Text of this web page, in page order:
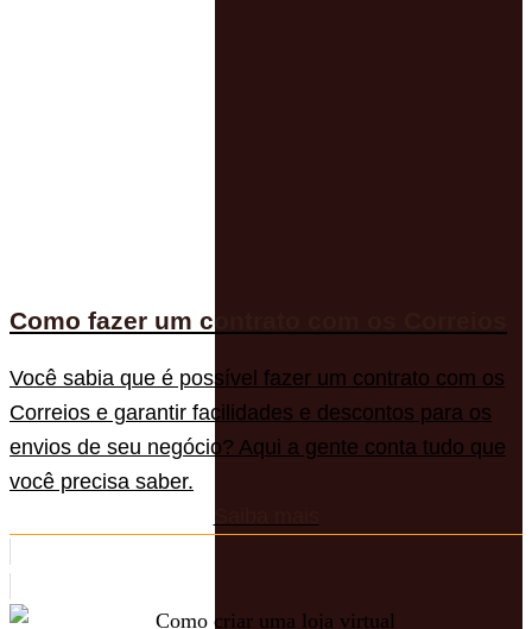
Como fazer um contrato com os Correios
Você sabia que é possível fazer um contrato com os
Correios e garantir facilidades e descontos para os
envios de seu negócio? Aqui a gente conta tudo que
você precisa saber.